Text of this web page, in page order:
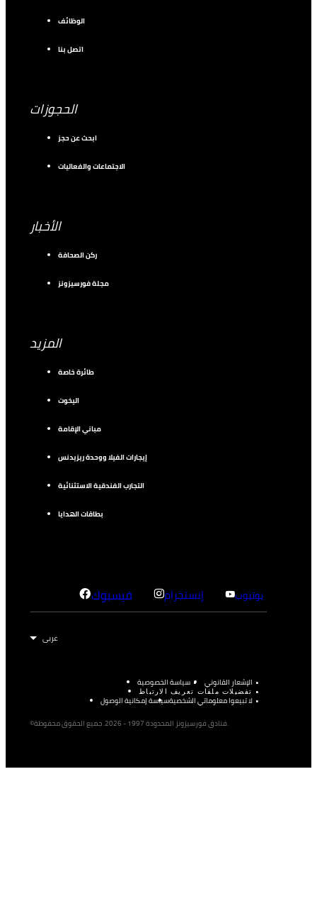
الوظائف
اتصل بنا
الحجوزات
ابحث عن حجز
الاجتماعات والفعاليات
الأخبار
ركن الصحافة
مجلة فورسيزونز
المزيد
طائرة خاصة
اليخوت
مباني الإقامة
إيجارات الفيلا ووحدة ريزيدنس
التجارب الفندقية الاستثنائية
بطاقات الهدايا
فيسبوك إنستجرام يوتيوب
الإشعار القانوني سياسة الخصوصية
تفضيلات ملفات تعريف الارتباط
لا تبيعوا معلوماتي الشخصيةسياسة إمكانية الوصول
©فنادق فورسيزونز المحدودة 1997 - 2026. جميع الحقوق محفوظة.